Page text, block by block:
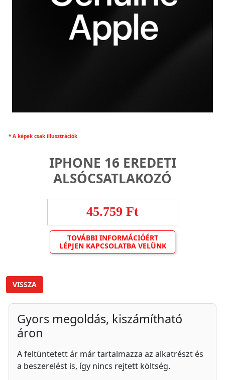
* A képek csak illusztrációk
IPHONE 16 EREDETI
ALSÓCSATLAKOZÓ
45.759 Ft
TOVÁBBI INFORMÁCIÓÉRT
LÉPJEN KAPCSOLATBA VELÜNK
VISSZA
Gyors megoldás, kiszámítható
áron
A feltüntetett ár már tartalmazza az alkatrészt és
a beszerelést is, így nincs rejtett költség.